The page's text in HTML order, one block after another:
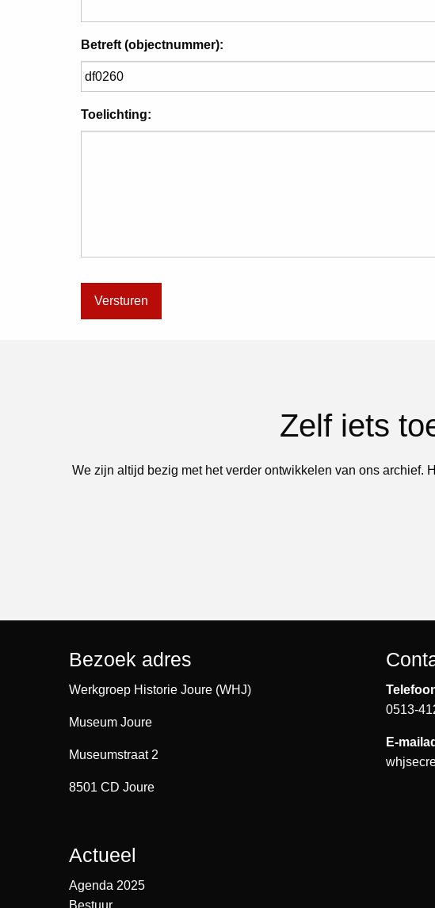
Betreft (objectnummer):
Toelichting:
Zelf iets
We zijn altijd bezig met het verder ontwikkelen van ons archief.
Bezoek adres
Werkgroep Historie Joure (WHJ)
Museum Joure
Museumstraat 2
8501 CD Joure
0513-
E-
Actueel
Agenda 2025